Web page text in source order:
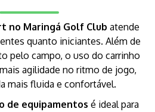
no Maringá Golf Club atende
quanto iniciantes. Além de
pelo campo, o uso do carrinho
agilidade no ritmo de jogo,
mais fluida e confortável.
de equipamentos é ideal para